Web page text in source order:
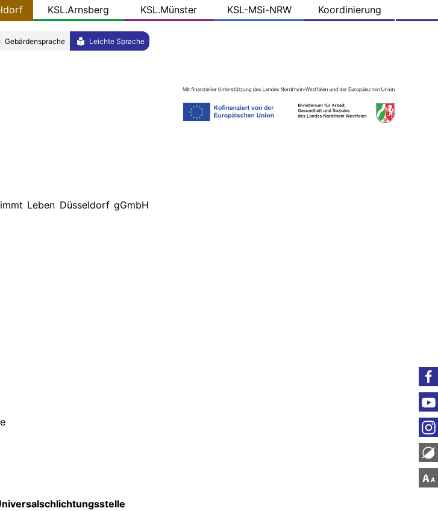
KSL.Arnsberg KSL.Münster KSL-MSi-NRW Koordinierung
Gebärdensprache Leichte Sprache
Leben Düsseldorf gGmbH